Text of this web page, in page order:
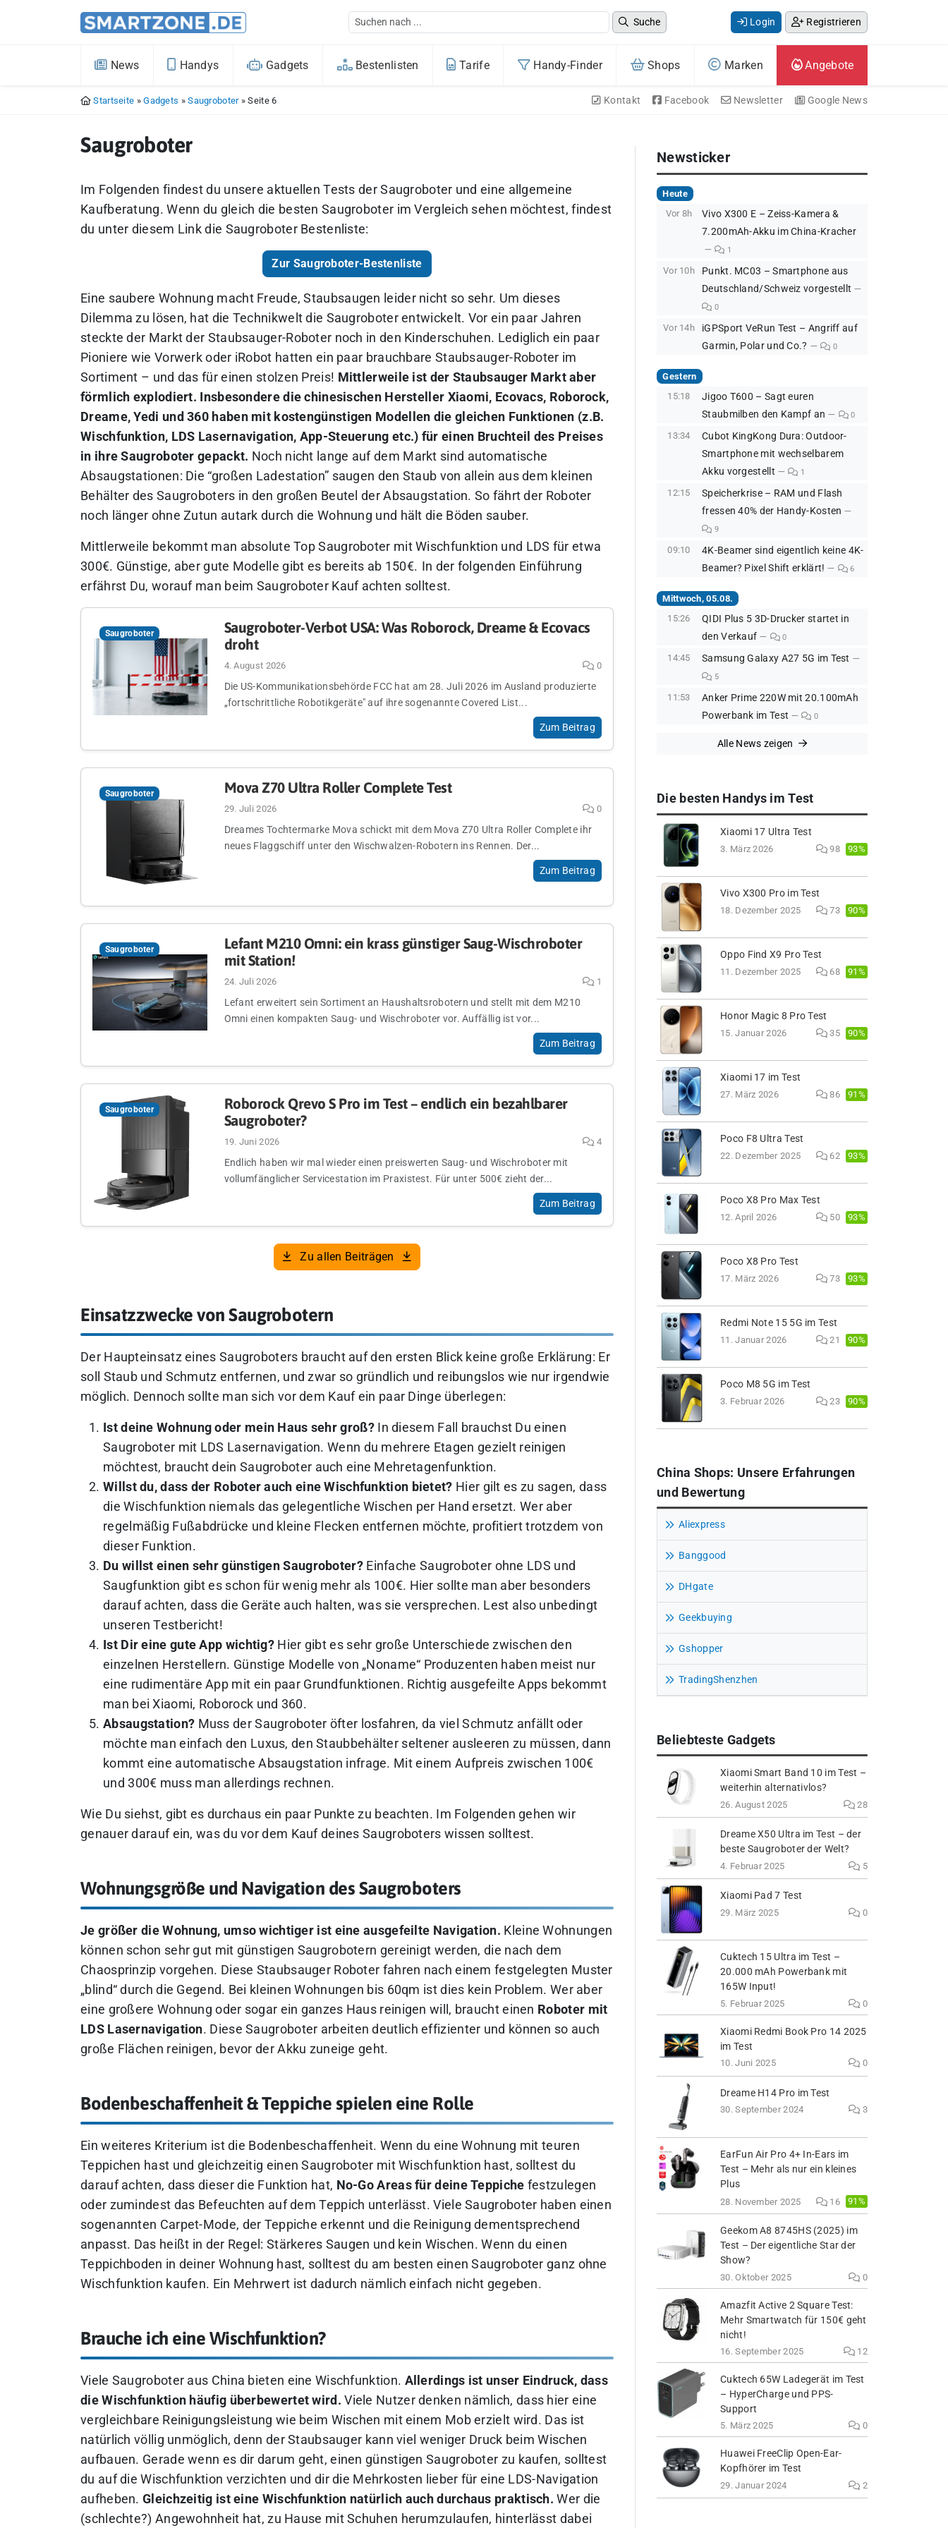
Suche Login Registrieren
News Handys Gadgets Bestenlisten Tarife Handy-Finder Shops Marken Angebote
Startseite »Gadgets »Saugroboter»Seite 6 Kontakt Facebook Newsletter Google News
Saugroboter
Im Folgenden findest du unsere aktuellen Tests der Saugroboter und eine allgemeine
Kaufberatung. Wenn du gleich die besten Saugroboter im Vergleich sehen möchtest, findest
du unter diesem Link die Saugroboter Bestenliste:
Zur Saugroboter-Bestenliste
Eine saubere Wohnung macht Freude, Staubsaugen leider nicht so sehr. Um dieses
Dilemma zu lösen, hat die Technikwelt die Saugroboter entwickelt. Vor ein paar Jahren
steckte der Markt der Staubsauger-Roboter noch in den Kinderschuhen. Lediglich ein paar
Pioniere wie Vorwerk oder iRobot hatten ein paar brauchbare Staubsauger-Roboter im
Sortiment – und das für einen stolzen Preis! Mittlerweile ist der Staubsauger Markt aber
förmlich explodiert. Insbesondere die chinesischen Hersteller Xiaomi, Ecovacs, Roborock,
Dreame, Yedi und 360 haben mit kostengünstigen Modellen die gleichen Funktionen (z.B.
Wischfunktion, LDS Lasernavigation, App-Steuerung etc.) für einen Bruchteil des Preises
in ihre Saugroboter gepackt. Noch nicht lange auf dem Markt sind automatische
Absaugstationen: Die “großen Ladestation” saugen den Staub von allein aus dem kleinen
Behälter des Saugroboters in den großen Beutel der Absaugstation. So fährt der Roboter
noch länger ohne Zutun autark durch die Wohnung und hält die Böden sauber.
Mittlerweile bekommt man absolute Top Saugroboter mit Wischfunktion und LDS für etwa
300€. Günstige, aber gute Modelle gibt es bereits ab 150€.
In der folgenden Einführung
erfährst Du, worauf man beim Saugroboter Kauf achten solltest.
Saugroboter
Saugroboter-Verbot USA: Was Roborock, Dreame & Ecovacs
droht
4. August 2026 0
Die US-Kommunikationsbehörde FCC hat am 28. Juli 2026 im Ausland produzierte
„fortschrittliche Robotikgeräte" auf ihre sogenannte Covered List...
Zum Beitrag
Saugroboter Mova Z70 Ultra Roller Complete Test
29. Juli 2026 0
Dreames Tochtermarke Mova schickt mit dem Mova Z70 Ultra Roller Complete ihr
neues Flaggschiff unter den Wischwalzen-Robotern ins Rennen. Der...
Zum Beitrag
Saugroboter
Lefant M210 Omni: ein krass günstiger Saug-Wischroboter
mit Station!
24. Juli 2026 1
Lefant erweitert sein Sortiment an Haushaltsrobotern und stellt mit dem M210
Omni einen kompakten Saug- und Wischroboter vor. Auffällig ist vor...
Zum Beitrag
Saugroboter
Roborock Qrevo S Pro im Test – endlich ein bezahlbarer
Saugroboter?
19. Juni 2026 4
Endlich haben wir mal wieder einen preiswerten Saug- und Wischroboter mit
vollumfänglicher Servicestation im Praxistest. Für unter 500€ zieht der...
Zum Beitrag
Zu allen Beiträgen
Einsatzzwecke von Saugrobotern
Der Haupteinsatz eines Saugroboters braucht auf den ersten Blick keine große Erklärung: Er
soll Staub und Schmutz entfernen, und zwar so gründlich und reibungslos wie nur irgendwie
möglich. Dennoch sollte man sich vor dem Kauf ein paar Dinge überlegen:
Ist deine Wohnung oder mein Haus sehr groß?In diesem Fall brauchst Du einen
Saugroboter mit LDS Lasernavigation. Wenn du mehrere Etagen gezielt reinigen
möchtest, braucht dein Saugroboter auch eine Mehretagenfunktion.
Willst du, dass der Roboter auch eine Wischfunktion bietet? Hier gilt es zu sagen, dass
die Wischfunktion niemals das gelegentliche Wischen per Hand ersetzt. Wer aber
regelmäßig Fußabdrücke und kleine Flecken entfernen möchte, profitiert trotzdem von
dieser Funktion.
Du willst einen sehr günstigen Saugroboter?Einfache Saugroboter ohne LDS und
Saugfunktion gibt es schon für wenig mehr als 100€. Hier sollte man aber besonders
darauf achten, dass die Geräte auch halten, was sie versprechen. Lest also unbedingt
unseren Testbericht!
Ist Dir eine gute App wichtig? Hier gibt es sehr große Unterschiede zwischen den
einzelnen Herstellern. Günstige Modelle von „Noname“ Produzenten haben meist nur
eine rudimentäre App mit ein paar Grundfunktionen. Richtig ausgefeilte Apps bekommt
man bei Xiaomi, Roborock und 360.
Absaugstation? Muss der Saugroboter öfter losfahren, da viel Schmutz anfällt oder
möchte man einfach den Luxus, den Staubbehälter seltener ausleeren zu müssen, dann
kommt eine automatische Absaugstation infrage. Mit einem Aufpreis zwischen 100€
und 300€ muss man allerdings rechnen.
Wie Du siehst, gibt es durchaus ein paar Punkte zu beachten. Im Folgenden gehen wir
genauer darauf ein, was du vor dem Kauf deines Saugroboters wissen solltest.
Wohnungsgröße und Navigation des Saugroboters
Je größer die Wohnung, umso wichtiger ist eine ausgefeilte Navigation. Kleine Wohnungen
können schon sehr gut mit günstigen Saugrobotern gereinigt werden, die nach dem
Chaosprinzip vorgehen. Diese Staubsauger Roboter fahren nach einem festgelegten Muster
„blind“ durch die Gegend. Bei kleinen Wohnungen bis 60qm ist dies kein Problem. Wer aber
eine großere Wohnung oder sogar ein ganzes Haus reinigen will, braucht einen Roboter mit
LDS Lasernavigation. Diese Saugroboter arbeiten deutlich effizienter und können so auch
große Flächen reinigen, bevor der Akku zuneige geht.
Bodenbeschaffenheit & Teppiche spielen eine Rolle
Ein weiteres Kriterium ist die Bodenbeschaffenheit. Wenn du eine Wohnung mit teuren
Teppichen hast und gleichzeitig einen Saugroboter mit Wischfunktion hast, solltest du
darauf achten, dass dieser die Funktion hat, No-Go Areas für deine Teppiche festzulegen
oder zumindest das Befeuchten auf dem Teppich unterlässt. Viele Saugroboter haben einen
sogenannten Carpet-Mode, der Teppiche erkennt und die Reinigung dementsprechend
anpasst. Das heißt in der Regel: Stärkeres Saugen und kein Wischen. Wenn du einen
Teppichboden in deiner Wohnung hast, solltest du am besten einen Saugroboter ganz ohne
Wischfunktion kaufen. Ein Mehrwert ist dadurch nämlich einfach nicht gegeben.
Brauche ich eine Wischfunktion?
Viele Saugroboter aus China bieten eine Wischfunktion. Allerdings ist unser Eindruck, dass
die Wischfunktion häufig überbewertet wird. Viele Nutzer denken nämlich, dass hier eine
vergleichbare Reinigungsleistung wie beim Wischen mit einem Mob erzielt wird. Das ist
natürlich völlig unmöglich, denn der Staubsauger kann viel weniger Druck beim Wischen
aufbauen. Gerade wenn es dir darum geht, einen günstigen Saugroboter zu kaufen, solltest
du auf die Wischfunktion verzichten und dir die Mehrkosten lieber für eine LDS-Navigation
aufheben.Gleichzeitig ist eine Wischfunktion natürlich auch durchaus praktisch. Wer die
(schlechte?) Angewohnheit hat, zu Hause mit Schuhen herumzulaufen, hinterlässt dabei
Newsticker
Heute
Vor 8h
Vivo X300 E – Zeiss-Kamera &
7.200mAh-Akku im China-Kracher
1
Vor 10h
Punkt. MC03 – Smartphone aus
Deutschland/Schweiz vorgestellt
0
Vor 14h
iGPSport VeRun Test – Angriff auf
Garmin, Polar und Co.?
0
Gestern
15:18
Jigoo T600 – Sagt euren
Staubmilben den Kampf an
0
13:34
Cubot KingKong Dura: Outdoor-
Smartphone mit wechselbarem
Akku vorgestellt
1
12:15
Speicherkrise – RAM und Flash
fressen 40% der Handy-Kosten
9
09:10
4K-Beamer sind eigentlich keine 4K-
Beamer? Pixel Shift erklärt!
6
Mittwoch, 05.08.
15:26
QIDI Plus 5 3D-Drucker startet in
den Verkauf
0
14:45 Samsung Galaxy A27 5G im Test
5
11:53
Anker Prime 220W mit 20.100mAh
Powerbank im Test
0
Alle News zeigen
Die besten Handys im Test
Xiaomi 17 Ultra Test
3. März 2026 98 93%
Vivo X300 Pro im Test
18. Dezember 2025 73 90%
Oppo Find X9 Pro Test
11. Dezember 2025 68 91%
Honor Magic 8 Pro Test
15. Januar 2026 35 90%
Xiaomi 17 im Test
27. März 2026 86 91%
Poco F8 Ultra Test
22. Dezember 2025 62 93%
Poco X8 Pro Max Test
12. April 2026 50 93%
Poco X8 Pro Test
17. März 2026 73 93%
Redmi Note 15 5G im Test
11. Januar 2026 21 90%
Poco M8 5G im Test
3. Februar 2026 23 90%
China Shops: Unsere Erfahrungen
und Bewertung
Aliexpress
Banggood
DHgate
Geekbuying
Gshopper
TradingShenzhen
Beliebteste Gadgets
Xiaomi Smart Band 10 im Test –
weiterhin alternativlos?
26. August 2025 28
Dreame X50 Ultra im Test – der
beste Saugroboter der Welt?
4. Februar 2025 5
Xiaomi Pad 7 Test
29. März 2025 0
Cuktech 15 Ultra im Test –
20.000 mAh Powerbank mit
165W Input!
5. Februar 2025 0
Xiaomi Redmi Book Pro 14 2025
im Test
10. Juni 2025 0
Dreame H14 Pro im Test
30. September 2024 3
EarFun Air Pro 4+ In-Ears im
Test – Mehr als nur ein kleines
Plus
28. November 2025 16 91%
Geekom A8 8745HS (2025) im
Test – Der eigentliche Star der
Show?
30. Oktober 2025 0
Amazfit Active 2 Square Test:
Mehr Smartwatch für 150€ geht
nicht!
16. September 2025 12
Cuktech 65W Ladegerät im Test
– HyperCharge und PPS-
Support
5. März 2025 0
Huawei FreeClip Open-Ear-
Kopfhörer im Test
29. Januar 2024 2